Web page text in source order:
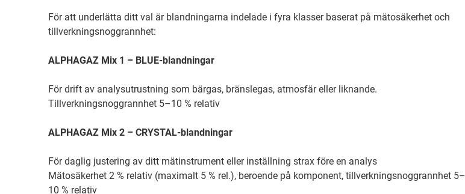
För att underlätta ditt val är blandningarna indelade i fyra klasser baserat på mätosäkerhet och
tillverkningsnoggrannhet:
ALPHAGAZ Mix 1 – BLUE-blandningar
För drift av analysutrustning som bärgas, bränslegas, atmosfär eller liknande.
Tillverkningsnoggrannhet 5–10 % relativ
ALPHAGAZ Mix 2 – CRYSTAL-blandningar
För daglig justering av ditt mätinstrument eller inställning strax före en analys
Mätosäkerhet 2 % relativ (maximalt 5 % rel.), beroende på komponent, tillverkningsnoggrannhet 5–
10 % relativ